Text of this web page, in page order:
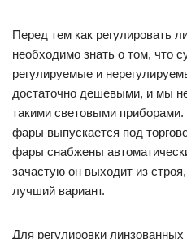
Перед тем как регулировать
необходимо знать о том, что
регулируемые и
достаточно дешевыми, и мы
такими световыми
фары выпускается под
фары снабжены
зачастую он выходит из
лучший вариант.
Для регулировки